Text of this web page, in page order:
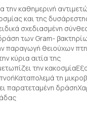
την καθημερινή
και της
σχεδιασμένη
των Gram-
παραγωγή θειούχων
κύρια αιτία της
την
τη
παρατεταμένη